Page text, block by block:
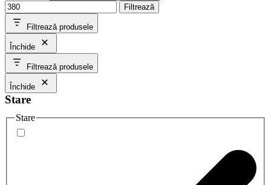
Filtrează
Filtrează produsele
Închide
Filtrează produsele
Închide
Stare
Stare